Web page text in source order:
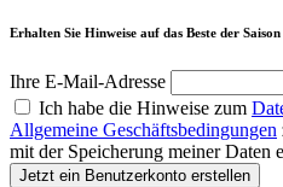
Erhalten Sie Hinweise auf das Beste der Saison
Ihre E-Mail-Adresse
Ich habe die Hinweise zum
Allgemeine Geschäftsbedingungen
mit der Speicherung meiner Daten
Jetzt ein Benutzerkonto erstellen